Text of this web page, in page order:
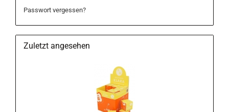
Passwort vergessen?
Zuletzt angesehen